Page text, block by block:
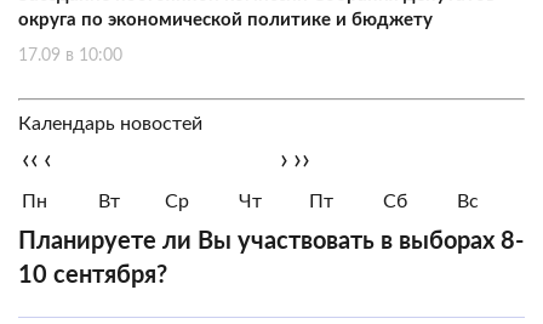
округа по экономической политике и бюджету
17.09 в 10:00
Календарь новостей
‹‹ ‹ › ››
Пн Вт Ср Чт Пт Сб Вс
Планируете ли Вы участвовать в выборах 8-
10 сентября?